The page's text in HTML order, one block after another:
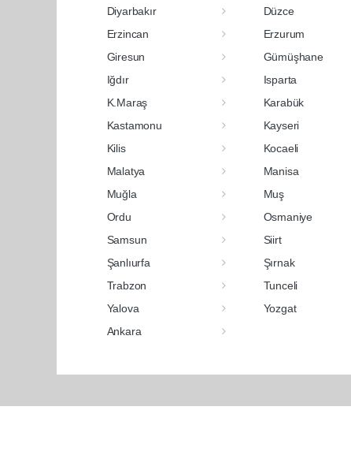
Diyarbakır
Düzce
Erzincan
Erzurum
Giresun
Gümüşhane
Iğdır
Isparta
K.Maraş
Karabük
Kastamonu
Kayseri
Kilis
Kocaeli
Malatya
Manisa
Muğla
Muş
Ordu
Osmaniye
Samsun
Siirt
Şanlıurfa
Şırnak
Trabzon
Tunceli
Yalova
Yozgat
Ankara